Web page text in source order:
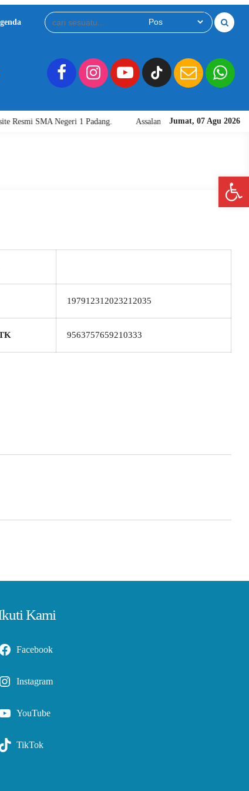
Download
Jumat, 07 Agu 2026
SMA Negeri 1 Padang. Assalamu'alaikum warahmatullahi
197912312023212035
9563757659210333
Kami
Facebook
Instagram
YouTube
TikTok